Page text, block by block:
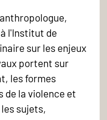
l'Institut de
sur les enjeux
portent sur
les formes
de la violence et
sujets,